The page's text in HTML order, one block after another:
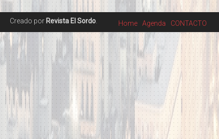
Creado por Revista El Sordo Home Agenda CONTACTO